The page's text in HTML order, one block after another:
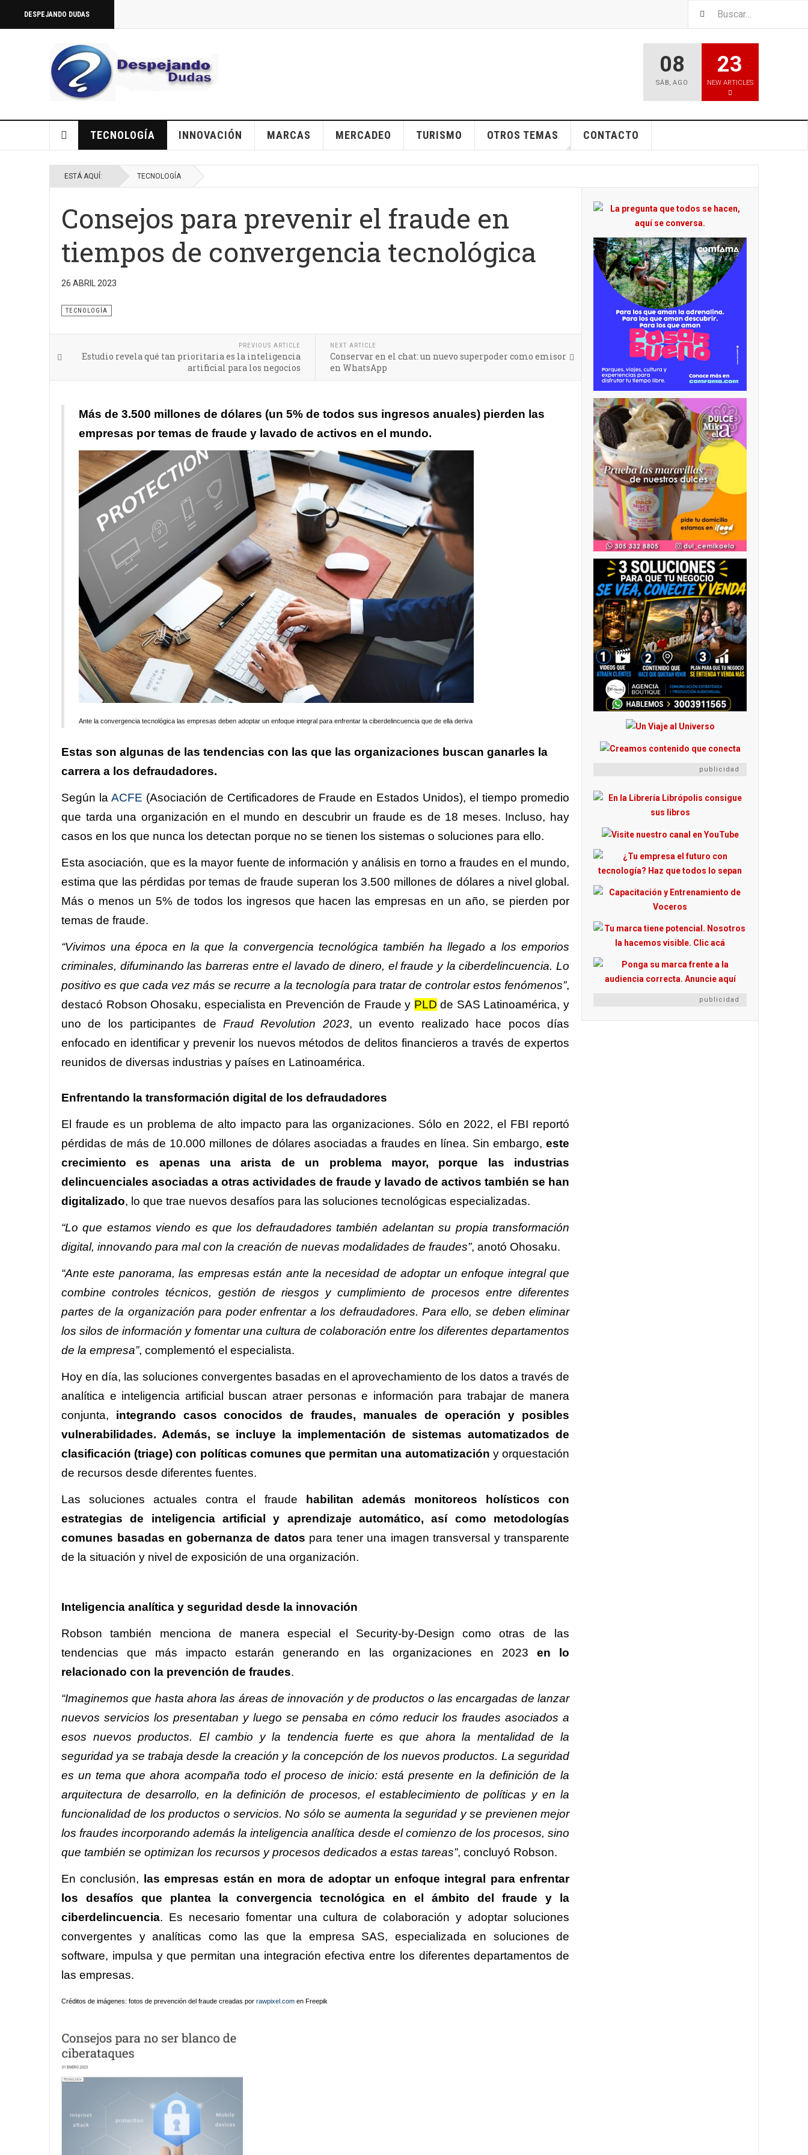
DESPEJANDO DUDAS
08
SÁB, AGO
23
NEW ARTICLES
TECNOLOGÍA INNOVACIÓN MARCAS MERCADEO TURISMO OTROS TEMAS CONTACTO
ESTÁ AQUÍ: TECNOLOGÍA
Consejos para prevenir el fraude en
tiempos de convergencia tecnológica
26 ABRIL 2023
TECNOLOGÍA
PREVIOUS ARTICLE
Estudio revela qué tan prioritaria es la inteligencia
artificial para los negocios
NEXT ARTICLE
Conservar en el chat: un nuevo superpoder como emisor
en WhatsApp
Más de 3.500 millones de dólares (un 5% de todos sus ingresos anuales) pierden las
empresas por temas de fraude y lavado de activos en el mundo.
Ante la convergencia tecnológica las empresas deben adoptar un enfoque integral para enfrentar la ciberdelincuencia que de ella deriva
Estas son algunas de las tendencias con las que las organizaciones buscan ganarles la
carrera a los defraudadores.
Según la ACFE (Asociación de Certificadores de Fraude en Estados Unidos), el tiempo promedio
que tarda una organización en el mundo en descubrir un fraude es de 18 meses. Incluso, hay
casos en los que nunca los detectan porque no se tienen los sistemas o soluciones para ello.
Esta asociación, que es la mayor fuente de información y análisis en torno a fraudes en el mundo,
estima que las pérdidas por temas de fraude superan los 3.500 millones de dólares a nivel global.
Más o menos un 5% de todos los ingresos que hacen las empresas en un año, se pierden por
temas de fraude.
“Vivimos una época en la que la convergencia tecnológica también ha llegado a los emporios
criminales, difuminando las barreras entre el lavado de dinero, el fraude y la ciberdelincuencia. Lo
positivo es que cada vez más se recurre a la tecnología para tratar de controlar estos fenómenos”,
destacó Robson Ohosaku, especialista en Prevención de Fraude y PLD de SAS Latinoamérica, y
uno de los participantes de Fraud Revolution 2023, un evento realizado hace pocos días
enfocado en identificar y prevenir los nuevos métodos de delitos financieros a través de expertos
reunidos de diversas industrias y países en Latinoamérica.
Enfrentando la transformación digital de los defraudadores
El fraude es un problema de alto impacto para las organizaciones. Sólo en 2022, el FBI reportó
pérdidas de más de 10.000 millones de dólares asociadas a fraudes en línea. Sin embargo, este
crecimiento es apenas una arista de un problema mayor, porque las industrias
delincuenciales asociadas a otras actividades de fraude y lavado de activos también se han
digitalizado, lo que trae nuevos desafíos para las soluciones tecnológicas especializadas.
“Lo que estamos viendo es que los defraudadores también adelantan su propia transformación
digital, innovando para mal con la creación de nuevas modalidades de fraudes”, anotó Ohosaku.
“Ante este panorama, las empresas están ante la necesidad de adoptar un enfoque integral que
combine controles técnicos, gestión de riesgos y cumplimiento de procesos entre diferentes
partes de la organización para poder enfrentar a los defraudadores. Para ello, se deben eliminar
los silos de información y fomentar una cultura de colaboración entre los diferentes departamentos
de la empresa”, complementó el especialista.
Hoy en día, las soluciones convergentes basadas en el aprovechamiento de los datos a través de
analítica e inteligencia artificial buscan atraer personas e información para trabajar de manera
conjunta, integrando casos conocidos de fraudes, manuales de operación y posibles
vulnerabilidades. Además, se incluye la implementación de sistemas automatizados de
clasificación (triage) con políticas comunes que permitan una automatización y orquestación
de recursos desde diferentes fuentes.
Las soluciones actuales contra el fraude
habilitan además monitoreos holísticos con
estrategias de inteligencia artificial y aprendizaje automático, así como metodologías
comunes basadas en gobernanza de datos para tener una imagen transversal y transparente
de la situación y nivel de exposición de una organización.
Inteligencia analítica y seguridad desde la innovación
Robson también menciona de manera especial el Security-by-Design como otras de las
tendencias que más impacto estarán generando en las organizaciones en 2023 en lo
relacionado con la prevención de fraudes.
“Imaginemos que hasta ahora las áreas de innovación y de productos o las encargadas de lanzar
nuevos servicios los presentaban y luego se pensaba en cómo reducir los fraudes asociados a
esos nuevos productos. El cambio y la tendencia fuerte es que ahora la mentalidad de la
seguridad ya se trabaja desde la creación y la concepción de los nuevos productos. La seguridad
es un tema que ahora acompaña todo el proceso de inicio: está presente en la definición de la
arquitectura de desarrollo, en la definición de procesos, el establecimiento de políticas y en la
funcionalidad de los productos o servicios. No sólo se aumenta la seguridad y se previenen mejor
los fraudes incorporando además la inteligencia analítica desde el comienzo de los procesos, sino
que también se optimizan los recursos y procesos dedicados a estas tareas”, concluyó Robson.
En conclusión, las empresas están en mora de adoptar un enfoque integral para enfrentar
los desafíos que plantea la convergencia tecnológica en el ámbito del fraude y la
ciberdelincuencia. Es necesario fomentar una cultura de colaboración y adoptar soluciones
convergentes y analíticas como las que la empresa SAS, especializada en soluciones de
software, impulsa y que permitan una integración efectiva entre los diferentes departamentos de
las empresas.
Créditos de imágenes: fotos de prevención del fraude creadas por rawpixel.com en Freepik
publicidad
publicidad